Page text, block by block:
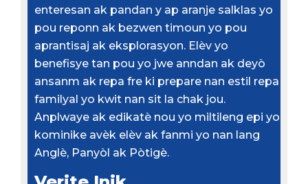
enteresan ak pandan y ap aranje salklas yo
pou reponn ak bezwen timoun yo pou
aprantisaj ak eksplorasyon. Elèv yo
benefisye tan pou yo jwe anndan ak deyò
ansanm ak repa fre ki prepare nan estil repa
familyal yo kwit nan sit la chak jou.
Anplwaye ak edikatè nou yo miltileng epi yo
kominike avèk elèv ak fanmi yo nan lang
Anglè, Panyòl ak Pòtigè.